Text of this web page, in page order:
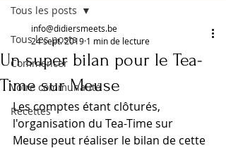
Tous les posts
Commencer
Votre communauté
Recettes
Tous les posts
Un super bilan pour le Tea-
Time sur Meuse
info@didiersmeets.be
24 sept. 2019 1 min de lecture
Les comptes étant clôturés,
l'organisation du Tea-Time sur
Meuse peut réaliser le bilan de cette